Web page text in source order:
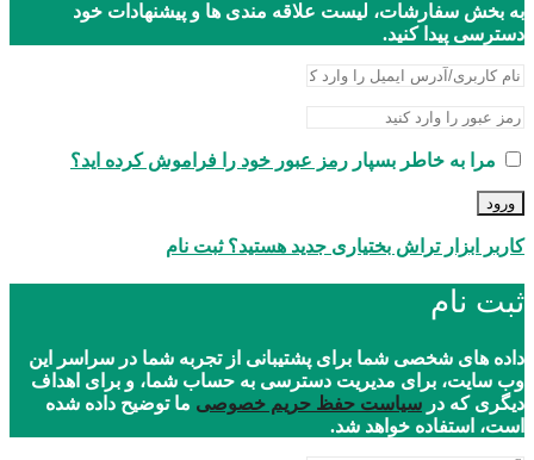
به بخش سفارشات، لیست علاقه مندی ها و پیشنهادات خود
دسترسی پیدا کنید.
مرا به خاطر بسپار رمز عبور خود را فراموش کرده اید؟
ورود
کاربر ابزار تراش بختیاری جدید هستید؟ ثبت نام
ثبت نام
داده های شخصی شما برای پشتیبانی از تجربه شما در سراسر این
وب سایت، برای مدیریت دسترسی به حساب شما، و برای اهداف
دیگری که در سیاست حفظ حریم خصوصی ما توضیح داده شده
است، استفاده خواهد شد.